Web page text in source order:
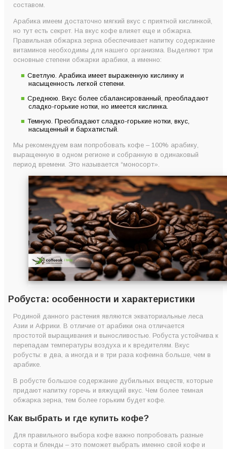
составом.
Арабика имеем достаточно мягкий вкус с приятной кислинкой,
но тут есть секрет. На вкус кофе влияет еще и обжарка.
Правильная обжарка зерна обеспечивает напитку содержание
витаминов необходимы для нашего организма. Выделяют три
основные степени обжарки арабики, а именно:
Светлую. Арабика имеет выраженную кислинку и
насыщенность легкой степени.
Среднюю. Вкус более сбалансированный, преобладают
сладко-горькие нотки, но имеется кислинка.
Темную. Преобладают сладко-горькие нотки, вкус,
насыщенный и бархатистый.
Мы рекомендуем вам попробовать кофе – 100% арабику,
выращенную в одном регионе и собранную в одинаковый
период времени. Это называется “моносорт».
Робуста: особенности и характеристики
Родиной данного растения являются экваториальные леса
Азии и Африки. В отличие от арабики она отличается
простотой выращивания и выносливостью. Робуста устойчива к
перепадам температуры воздуха и к вредителям. Вкус
робусты: в два, а иногда и в три раза кофеина больше, чем в
арабике.
В робусте большое содержание дубильных веществ, которые
придают напитку горечь и вяжущий вкус. Чем более темная
обжарка зерна, тем более горьким будет кофе.
Как выбрать и где купить кофе?
Для правильного выбора кофе важно попробовать разные
сорта и бленды – это поможет выбрать именно свой кофе и